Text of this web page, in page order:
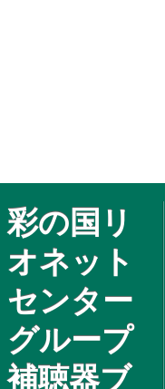
彩の国リ
オネット
センター
グループ
補聴器ブ